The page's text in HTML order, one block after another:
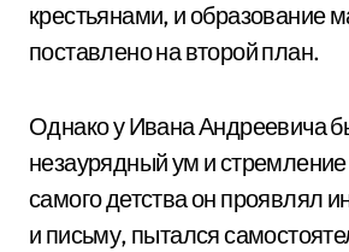
крестьянами, и образование
поставлено на второй план.
Однако у Ивана Андреевича
незаурядный ум и
самого детства он проявлял
и письму, пытался